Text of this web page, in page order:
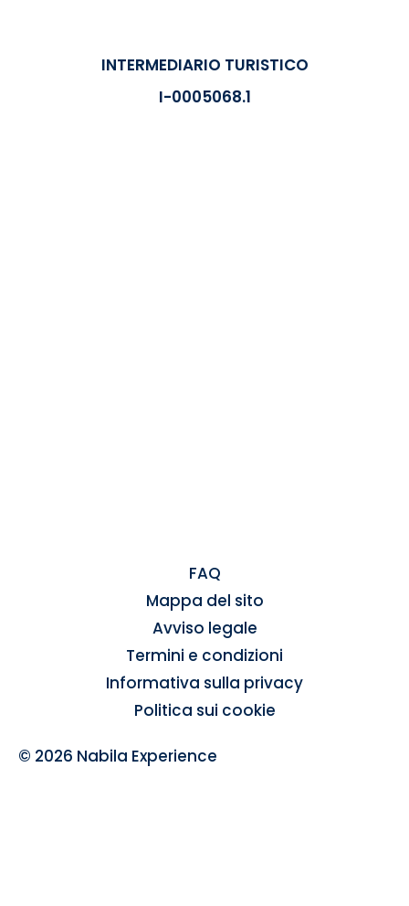
INTERMEDIARIO TURISTICO
I-0005068.1
FAQ
Mappa del sito
Avviso legale
Termini e condizioni
Informativa sulla privacy
Politica sui cookie
© 2026 Nabila Experience